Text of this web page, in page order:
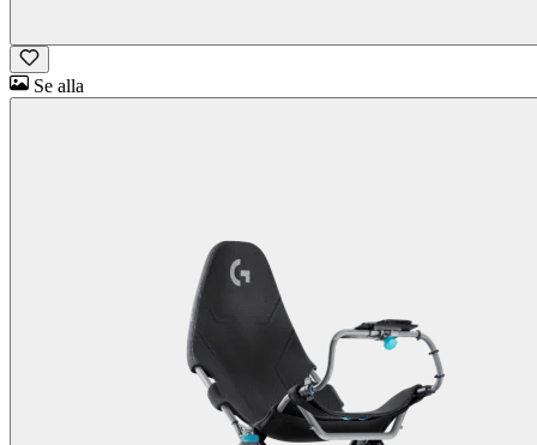
Se alla